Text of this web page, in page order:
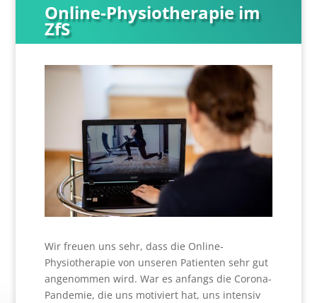
Online-Physiotherapie im
ZfS
Wir freuen uns sehr, dass die Online-
Physiotherapie von unseren Patienten sehr gut
angenommen wird. War es anfangs die Corona-
Pandemie, die uns motiviert hat, uns intensiv